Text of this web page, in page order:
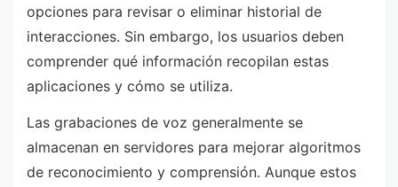
opciones para revisar o eliminar historial de
interacciones. Sin embargo, los usuarios deben
comprender qué información recopilan estas
aplicaciones y cómo se utiliza.
Las grabaciones de voz generalmente se
almacenan en servidores para mejorar algoritmos
de reconocimiento y comprensión. Aunque estos